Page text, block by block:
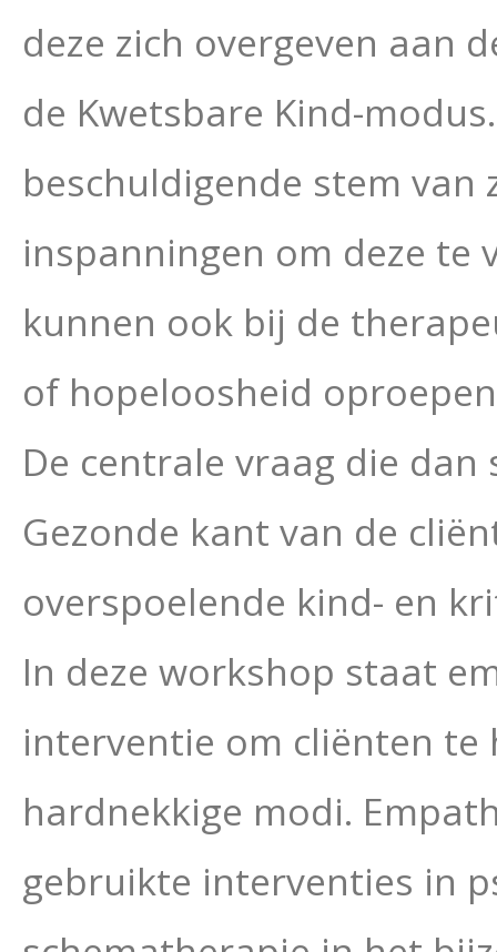
deze zich overgeven aan
de Kwetsbare Kind-
beschuldigende stem
inspanningen om deze te
kunnen ook bij de
of hopeloosheid
De centrale vraag die
Gezonde kant van de
overspoelende kind- en
In deze workshop staat
interventie om cliënten te
hardnekkige modi.
gebruikte interventies in